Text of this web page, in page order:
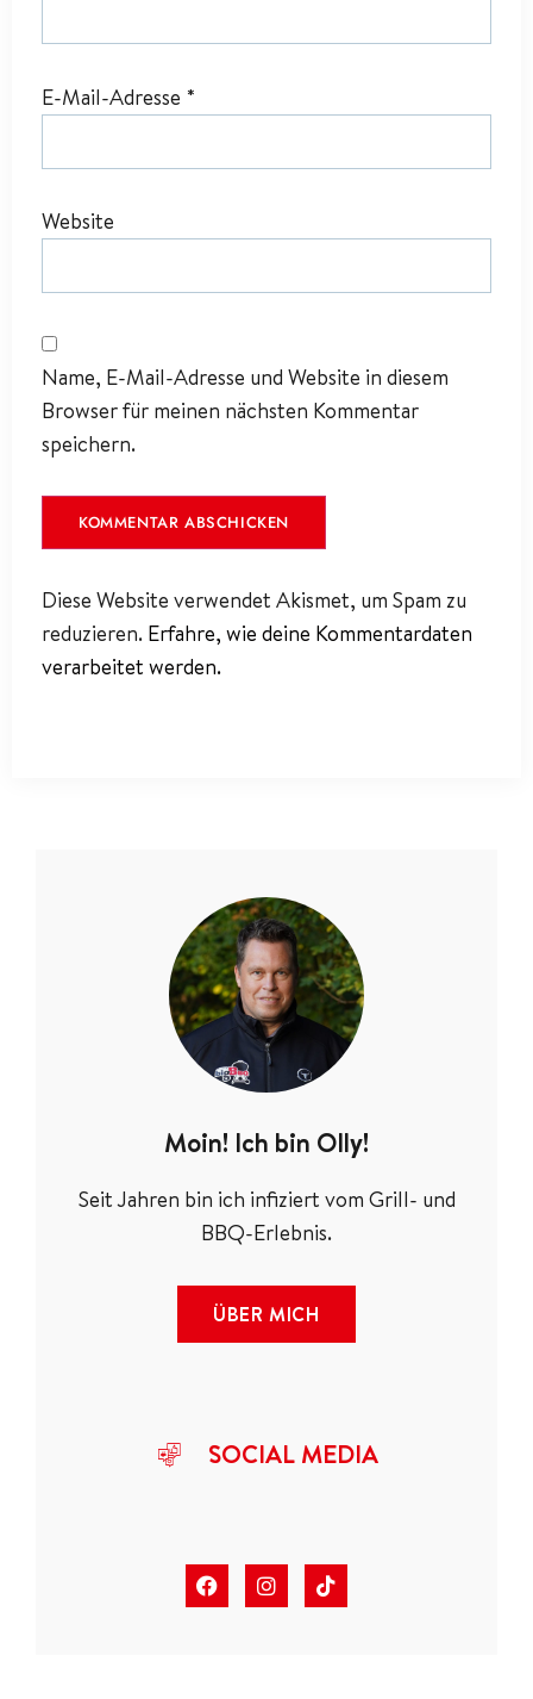
E-Mail-Adresse *
Website
Name, E-Mail-Adresse und Website in diesem
Browser für meinen nächsten Kommentar
speichern.
Diese Website verwendet Akismet, um Spam zu
reduzieren. Erfahre, wie deine Kommentardaten
verarbeitet werden.
Moin! Ich bin Olly!
Seit Jahren bin ich infiziert vom Grill- und
BBQ-Erlebnis.
ÜBER MICH
SOCIAL MEDIA